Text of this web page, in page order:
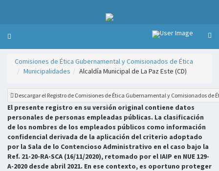
Comisiones de Ética Gubernamental y Comisionados de Ética
Municipalidades
Alcaldía Municipal de La Paz Este (CD)
Descargar el Registro de Comisiones de Ética Gubernamental y Comisionados de
El presente registro en su versión original contiene datos
personales de personas empleadas públicas. La clasificación
de los nombres de los empleados públicos como información
confidencial derivada de la aplicación del criterio adoptado
por la Sala de lo Contencioso Administrativo en el caso bajo la
Ref. 21-20-RA-SCA (16/11/2020), retomado por el IAIP en NUE 129-
A-2020 desde abril 2021. En ese contexto, es oportuno proteger